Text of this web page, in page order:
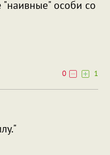
"наивные" особи со
0
1